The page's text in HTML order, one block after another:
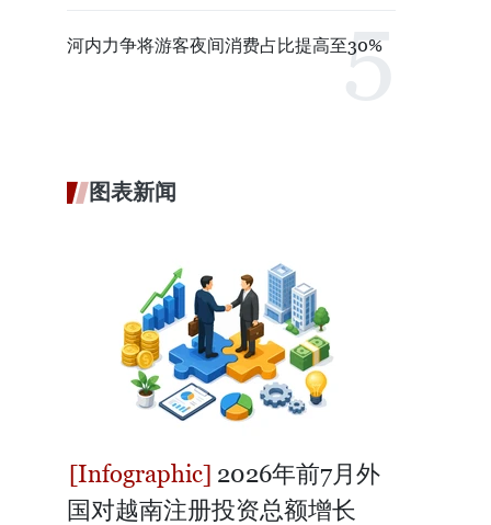
河内力争将游客夜间消费占比提高至30%
图表新闻
2026年前7月外
国对越南注册投资总额增长